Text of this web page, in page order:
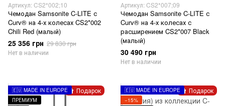
Артикул: CS2*002;10
Чемодан Samsonite C-LITE с
Curv® на 4-х колесах CS2*002
Chili Red (малый)
25 356 грн 29 830 грн
Нет в наличии
Артикул: CS2*007;09
Чемодан Samsonite C-LITE с
Curv® на 4-х колесах с
расширением CS2*007 Black
(малый)
30 490 грн
Нет в наличии
Подарок
🇪🇺 MADE IN EUROPE
ПРЕМИУМ
Подарок
🇪🇺 MADE IN EUROPE
−15%